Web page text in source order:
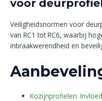
voor
Veiligheidsnormen voor
van RC1 tot RC6, waarbij
inbraakwerendheid en
Kozijnprofielen: